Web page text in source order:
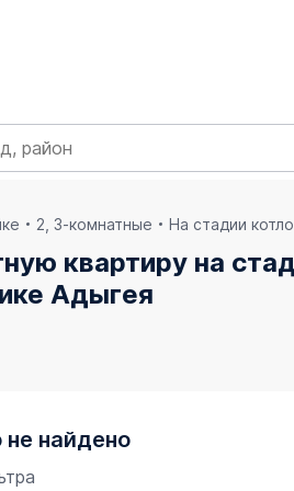
2, 3-комнатные На стадии
квартиру на
Адыгея
не найдено